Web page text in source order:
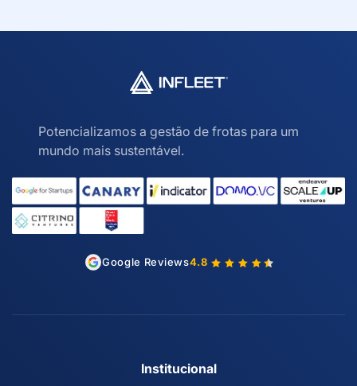
Potencializamos a gestão de frotas para um
mundo mais sustentável.
Google Reviews4.8
Institucional